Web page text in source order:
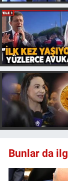
Bunlar da